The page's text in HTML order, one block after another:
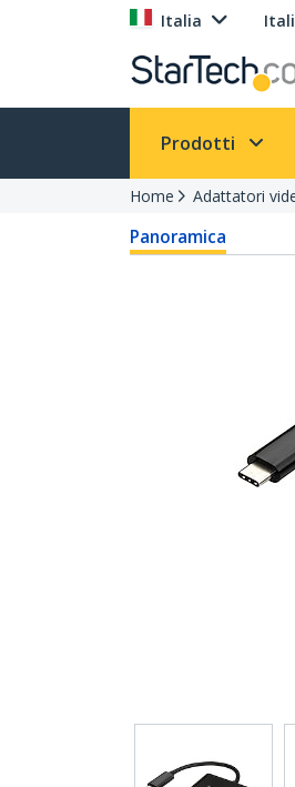
Italia
Prodotti
Home Adattatori
Panoramica